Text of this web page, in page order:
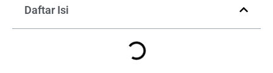
Daftar Isi